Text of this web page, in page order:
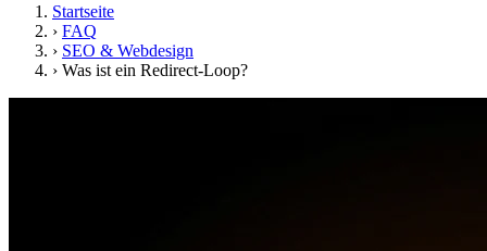
Startseite
› FAQ
› SEO & Webdesign
› Was ist ein Redirect-Loop?